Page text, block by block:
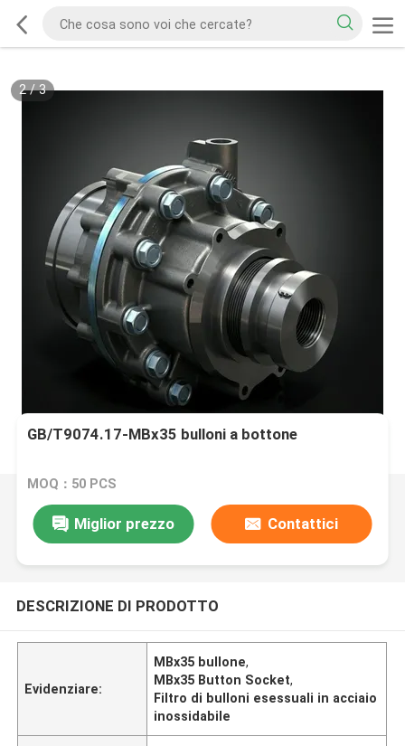
2/3
GB/T9074.17-MBx35 bulloni a bottone
MOQ：50 PCS
Miglior prezzo Contattici
DESCRIZIONE DI PRODOTTO
Evidenziare:
MBx35 bullone,
MBx35 Button Socket,
Filtro di bulloni esessuali in acciaio
inossidabile